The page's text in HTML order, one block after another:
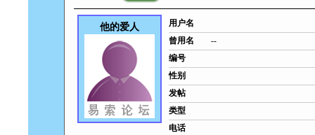
他的爱人
用户名
曾用名
--
编号
性别
发帖
类型
电话